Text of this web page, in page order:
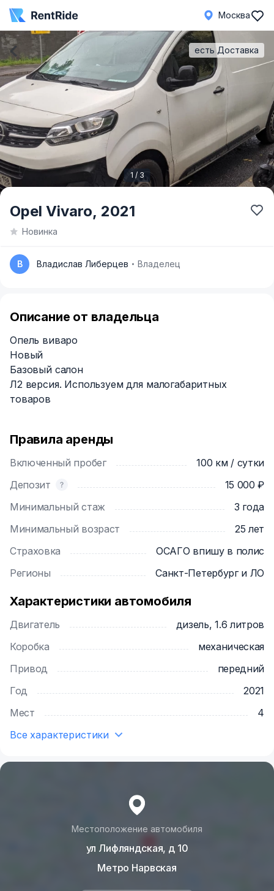
Москва
Item
1 / 3
есть Доставка
Opel Vivaro, 2021
Новинка
В Владислав Либерцев Владелец
Описание от владельца
Опель виваро
Новый
Базовый салон
Л2 версия. Используем для малогабаритных
товаров
Правила аренды
Включенный пробег
100 км / сутки
Депозит
15 000 ₽
Минимальный стаж
3 года
Минимальный возраст
25 лет
Страховка
ОСАГО впишу в полис
Регионы
Санкт-Петербург и ЛО
Характеристики автомобиля
Двигатель
дизель, 1.6 литров
Коробка
механическая
Привод
передний
Год
2021
Мест
4
Все характеристики
Местоположение автомобиля
ул Лифляндская, д 10
Метро Нарвская